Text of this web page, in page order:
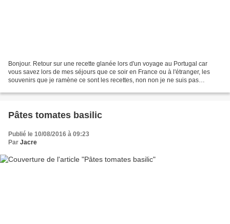
Bonjour. Retour sur une recette glanée lors d'un voyage au Portugal car
vous savez lors de mes séjours que ce soir en France ou à l'étranger, les
souvenirs que je ramène ce sont les recettes, non non je ne suis pas
Pâtes tomates basilic
Publié le 10/08/2016 à 09:23
Par Jacre